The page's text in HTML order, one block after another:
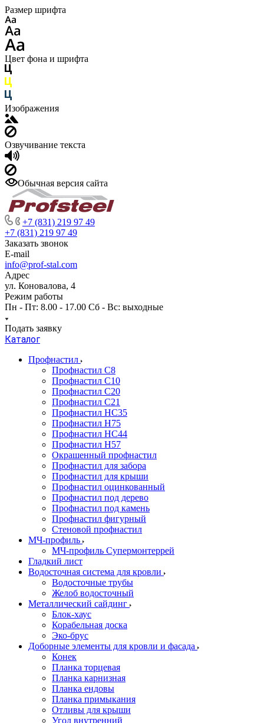
Размер шрифта
Цвет фона и шрифта
Изображения
Озвучивание текста
Обычная версия сайта
+7 (831) 219 97 49
+7 (831) 219 97 49
Заказать звонок
E-mail
info@prof-stal.com
Адрес
ул. Коновалова, 4
Режим работы
Пн - Пт: 8.00 - 17.00 Сб - Вс: выходные
Подать заявку
Каталог
Профнастил
Профнастил С8
Профнастил С10
Профнастил С20
Профнастил С21
Профнастил НС35
Профнастил Н75
Профнастил HC44
Профнастил Н57
Окрашенный профнастил
Профнастил для забора
Профнастил для крыши
Профнастил оцинкованный
Профнастил под дерево
Профнастил под камень
Профнастил фигурный
Стеновой профнастил
МЧ-профиль
МЧ-профиль Супермонтеррей
Гладкий лист
Водосточная система для кровли
Водосточные трубы
Желоб водосточный
Металлический сайдинг
Блок-хаус
Корабельная доска
Эко-брус
Доборные элементы для кровли и фасада
Конек
Планка торцевая
Планка карнизная
Планка ендовы
Планка примыкания
Отливы для крыши
Угол внутренний